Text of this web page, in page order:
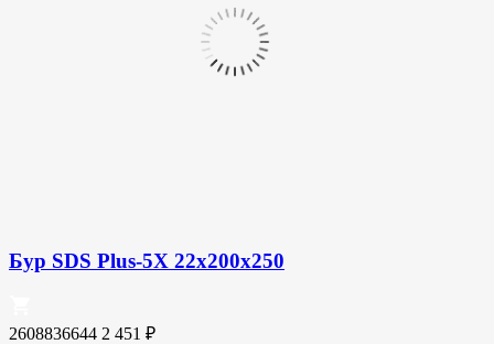
Бур SDS Plus-5X 22x200x250
2608836644 2 451 ₽